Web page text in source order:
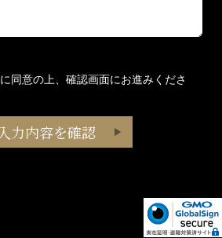
に同意の上、確認画面にお進みくださ